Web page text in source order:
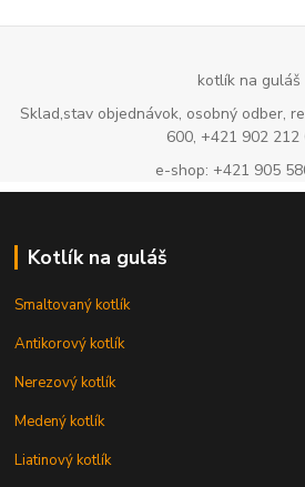
kotlík na guláš
Sklad,stav objednávok, osobný odber,
600, +421 902 212
e-shop: +421 905
Kotlík na guláš
Smaltovaný kotlík
Antikorový kotlík
Nerezový kotlík
Medený kotlík
Liatinový kotlík